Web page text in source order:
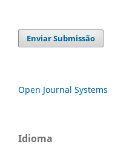
Enviar Submissão
Open Journal Systems
Idioma